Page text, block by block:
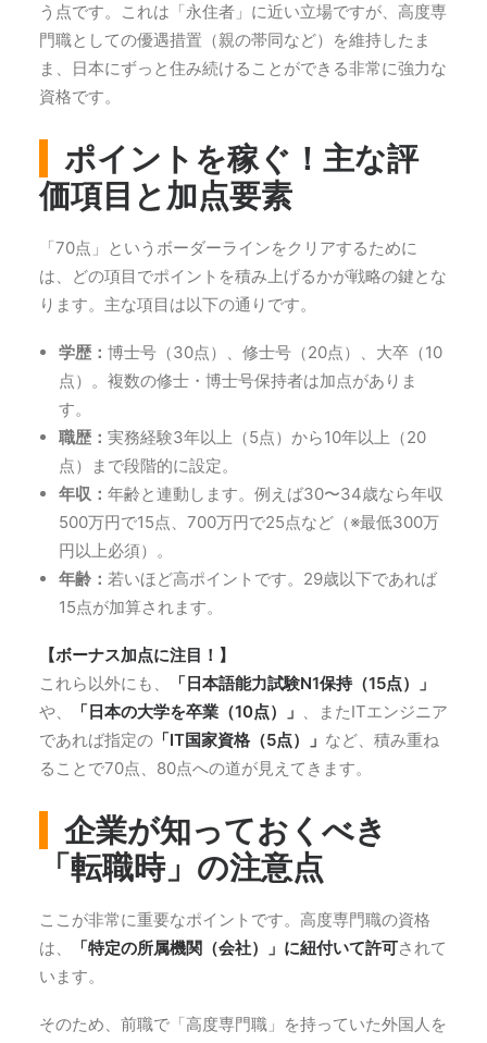
う点です。これは「永住者」に近い立場ですが、高度専
門職としての優遇措置（親の帯同など）を維持したま
ま、日本にずっと住み続けることができる非常に強力な
資格です。
ポイントを稼ぐ！主な評
価項目と加点要素
「70点」というボーダーラインをクリアするために
は、どの項目でポイントを積み上げるかが戦略の鍵とな
ります。主な項目は以下の通りです。
学歴： 博士号（30点）、修士号（20点）、大卒（10
点）。複数の修士・博士号保持者は加点がありま
す。
職歴： 実務経験3年以上（5点）から10年以上（20
点）まで段階的に設定。
年収： 年齢と連動します。例えば30〜34歳なら年収
500万円で15点、700万円で25点など（※最低300万
円以上必須）。
年齢： 若いほど高ポイントです。29歳以下であれば
15点が加算されます。
【ボーナス加点に注目！】
これら以外にも、
「日本語能力試験N1保持（15点）」
や、
「日本の大学を卒業（10点）」 、またITエンジニア
であれば指定の 「IT国家資格（5点）」 など、積み重ね
ることで70点、80点への道が見えてきます。
企業が知っておくべき
「転職時」の注意点
ここが非常に重要なポイントです。高度専門職の資格
は、
「特定の所属機関（会社）」に紐付いて許可されて
います。
そのため、前職で「高度専門職」を持っていた外国人を